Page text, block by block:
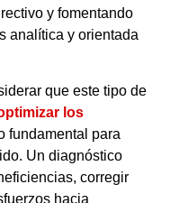
y fomentando
analítica y orientada
que este tipo de
los
fundamental para
Un diagnóstico
corregir
hacia